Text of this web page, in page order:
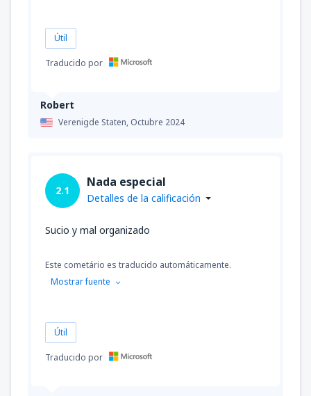
Robert
Verenigde Staten, Octubre 2024
Útil
Traducido por
2.1
Nada especial
Detalles de la calificación
Sucio y mal organizado
Este cometário es traducido automáticamente.
Mostrar fuente
Útil
Traducido por